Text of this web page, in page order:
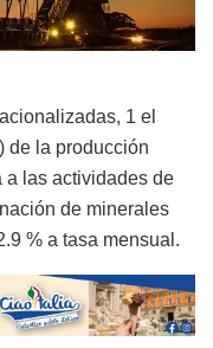
1 el
de la producción
a las actividades de
de minerales
% a tasa mensual.